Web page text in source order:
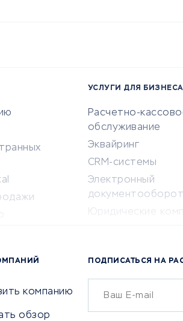
УСЛУГИ ДЛЯ БИЗНЕСА
Расчетно-
обслуживание
Эквайринг
CRM-системы
Электронный
документооборот
Юридические
Бухгалтерия
Онлайн-кассы
SERM
компанию
обзор
ПОДПИСАТЬСЯ НА